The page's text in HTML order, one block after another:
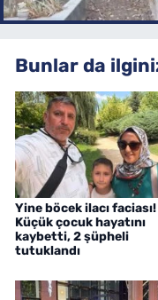
Bunlar da
Yine böcek ilacı faciası!
Küçük çocuk hayatını
kaybetti, 2 şüpheli
tutuklandı